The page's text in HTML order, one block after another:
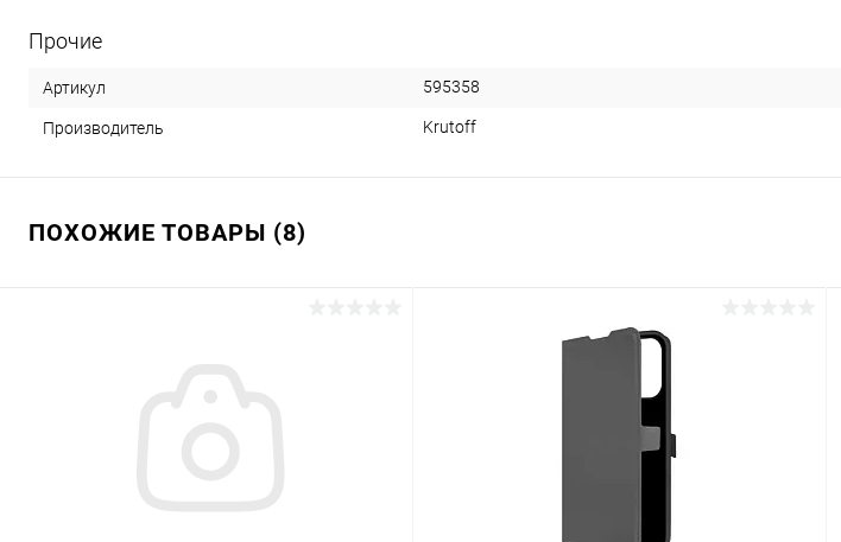
Прочие
Артикул 595358
Производитель Krutoff
ПОХОЖИЕ ТОВАРЫ (8)